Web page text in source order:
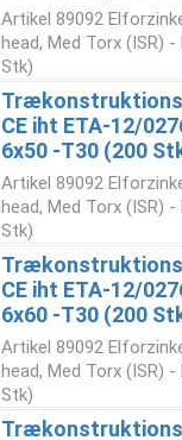
Artikel 89092
head, Med Torx (ISR)
Stk)
CE iht ETA-12/
6x50 -T30 (200
Artikel 89092
head, Med Torx (ISR)
Stk)
CE iht ETA-12/
6x60 -T30 (200
Artikel 89092
head, Med Torx (ISR)
Stk)